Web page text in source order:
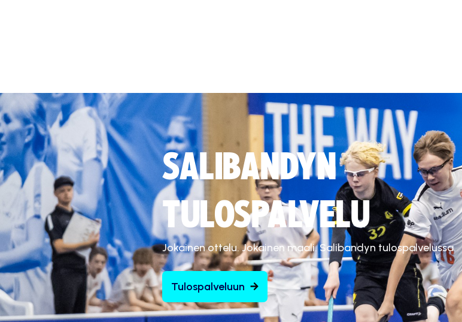
SALIBANDYN
TULOSPALVELU
Jokainen ottelu. Jokainen maali. Salibandyn tulospalvelussa.
Tulospalveluun